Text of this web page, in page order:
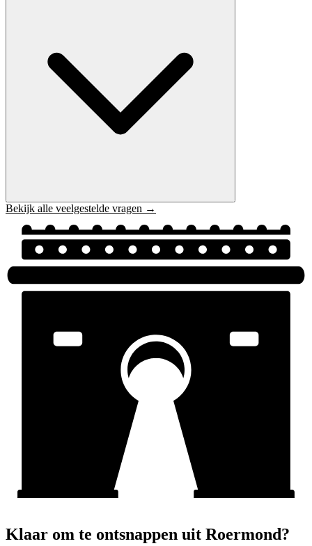
Bekijk alle veelgestelde vragen →
Klaar om te ontsnappen uit Roermond?